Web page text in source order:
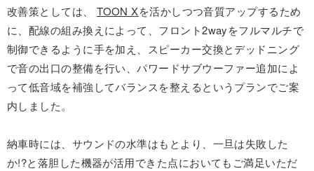
改善策としては、TOON Xを活かしつつ音質アップするため
に、配線の組み換えによって、フロント2wayをフルマルチで
制御できるように手を加え、スピーカー交換とデッドニング
で音の出口の整備を行い、パワードサブウーファー追加によ
って低音域を補強してバランスを整えるというプランでご案
内しました。
納車時には、サウンドの水準はもとより、一旦は失敗した
か!?と落胆した機器が活用できた点においてもご満足いただ